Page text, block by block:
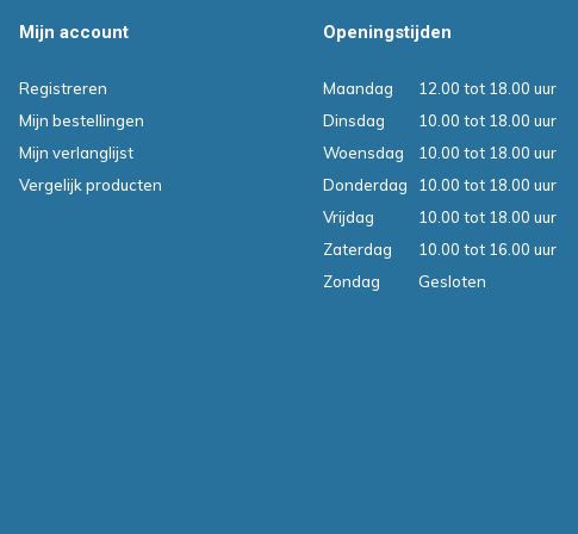
Mijn account
Registreren
Mijn bestellingen
Mijn verlanglijst
Vergelijk producten
Openingstijden
Maandag
12.00 tot 18.00 uur
Dinsdag
10.00 tot 18.00 uur
Woensdag
10.00 tot 18.00 uur
Donderdag
10.00 tot 18.00 uur
Vrijdag
10.00 tot 18.00 uur
Zaterdag
10.00 tot 16.00 uur
Zondag
Gesloten